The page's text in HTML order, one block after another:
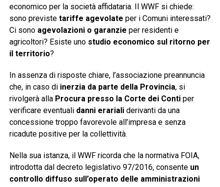
economico per la società affidataria. Il WWF si chiede:
sono previste tariffe agevolate per i Comuni interessati?
Ci sono agevolazioni o garanzie per residenti e
agricoltori? Esiste uno studio economico sul ritorno per
il territorio?
In assenza di risposte chiare, l’associazione preannuncia
che, in caso di inerzia da parte della Provincia, si
rivolgerà alla Procura presso la Corte dei Contiper
verificare eventuali danni erarialiderivanti da una
concessione troppo favorevole all’impresa e senza
ricadute positive per la collettività.
Nella sua istanza, il WWF ricorda che la normativa FOIA,
introdotta dal decreto legislativo 97/2016, consente un
controllo diffuso sull’operato delle amministrazioni